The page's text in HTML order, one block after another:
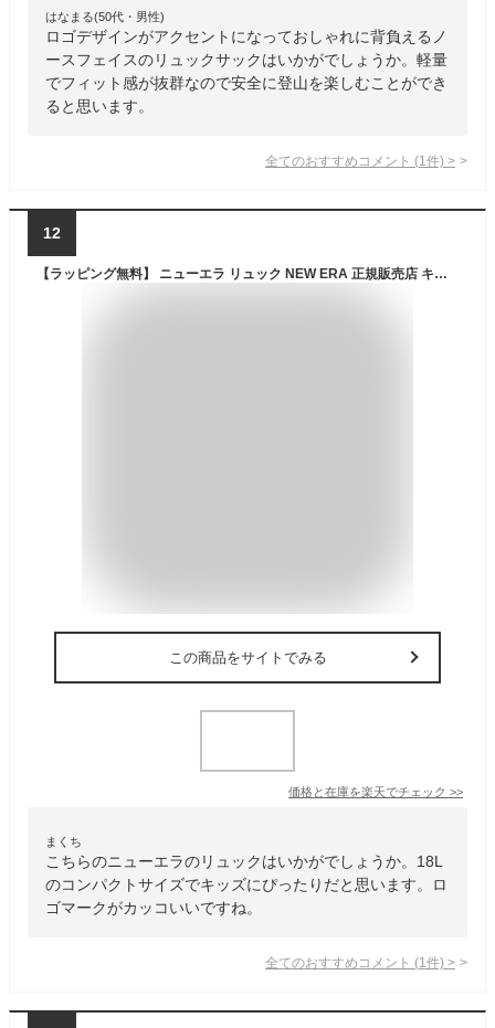
はなまる(50代・男性)
ロゴデザインがアクセントになっておしゃれに背負えるノ
ースフェイスのリュックサックはいかがでしょうか。軽量
でフィット感が抜群なので安全に登山を楽しむことができ
ると思います。
全てのおすすめコメント (1 件) >
12
【ラッピング無料】 ニューエラ リュック NEW ERA 正規販売店 キッズ NEW ERA Youth ライトパック 18L リュック ブランド おしゃれ かわいい リュックサック バックパック 通学 可愛い ジュニア 子供 レディース キッズ 登山 遠足 入学祝い 小学生 男の子 女の子
この商品をサイトでみる
価格と在庫を楽天でチェック >>
まくち
こちらのニューエラのリュックはいかがでしょうか。18L
のコンパクトサイズでキッズにぴったりだと思います。ロ
ゴマークがカッコいいですね。
全てのおすすめコメント (1 件) >